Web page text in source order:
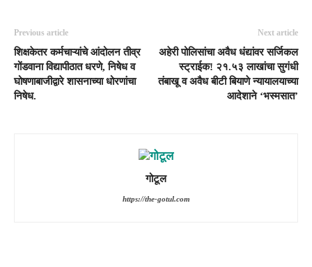
Previous article
शिक्षकेतर कर्मचाऱ्यांचे आंदोलन तीव्र
गोंडवाना विद्यापीठात धरणे, निषेध व
घोषणाबाजीद्वारे शासनाच्या धोरणांचा
निषेध.
Next article
अहेरी पोलिसांचा अवैध धंद्यांवर सर्जिकल
स्ट्राईक! २१.५३ लाखांचा सुगंधी
तंबाखू व अवैध बीटी बियाणे न्यायालयाच्या
आदेशाने ‘भस्मसात’
गोटूल
https://the-gotul.com